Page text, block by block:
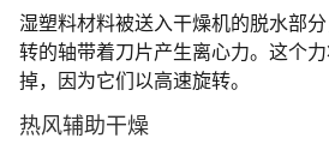
湿塑料材料被送入干燥机的脱水部
转的轴带着刀片产生离心力。这个
掉，因为它们以高速旋转。
热风辅助干燥